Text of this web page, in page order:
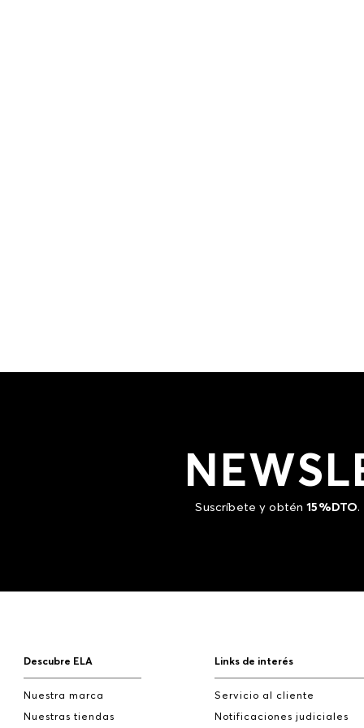
Suscríbete y obtén15%DTO.
Descubre ELA
Nuestra marca
Nuestras tiendas
Links de interés
Servicio al cliente
Notificaciones judiciales